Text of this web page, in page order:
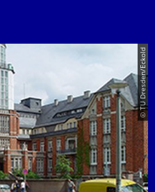
© TU Dresden/Eckold